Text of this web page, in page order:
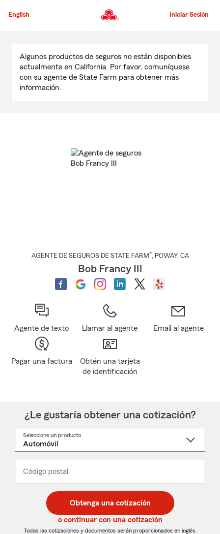
al
principal
English Iniciar Sesión
contenido
principal
Algunos productos de seguros no están disponibles
actualmente en California. Por favor, comuníquese
con su agente de State Farm para obtener más
información.
AGENTE DE SEGUROS DE STATE FARM®, POWAY, CA
Bob Francy III
Agente de texto Llamar al agente Email al agente
Pagar una factura
Obtén una tarjeta
de identificación
¿Le gustaría obtener una cotización?
Seleccione un producto
desplegable
Código postal
de
5
dígitos
de
5
dígitos
_____
Obtenga una cotización
o continuar con una cotización
Todas las cotizaciones y documentos serán proporcionados en inglés.